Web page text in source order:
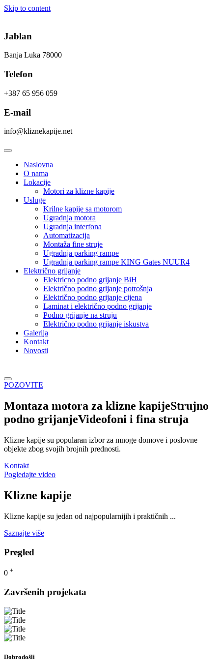
Skip to content
Jablan
Banja Luka 78000
Telefon
+387 65 956 059
E-mail
info@kliznekapije.net
Naslovna
O nama
Lokacije
Motori za klizne kapije
Usluge
Krilne kapije sa motorom
Ugradnja motora
Ugradnja interfona
Automatizacija
Montaža fine struje
Ugradnja parking rampe
Ugradnja parking rampe KING Gates NUUR4
Električno grijanje
Elektricno podno grijanje BiH
Električno podno grijanje potrošnja
Električno podno grijanje cijena
Laminat i električno podno grijanje
Podno grijanje na struju
Električno podno grijanje iskustva
Galerija
Kontakt
Novosti
POZOVITE
Montaza motora za klizne kapijeStrujno
podno grijanjeVideofoni i fina struja
Klizne kapije su popularan izbor za mnoge domove i poslovne
objekte zbog svojih brojnih prednosti.
Kontakt
Pogledajte video
Klizne kapije
Klizne kapije su jedan od najpopularnijih i praktičnih ...
Saznajte više
Pregled
0 +
Završenih projekata
Dobrodošli